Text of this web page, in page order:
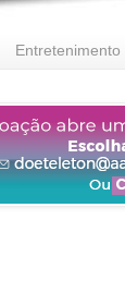
Entretenimento